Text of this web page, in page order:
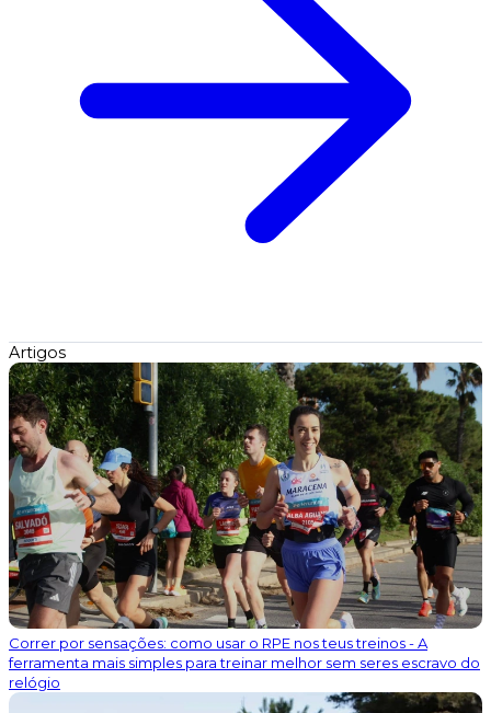
Artigos
Correr por sensações: como usar o RPE nos teus treinos - A
ferramenta mais simples para treinar melhor sem seres escravo do
relógio